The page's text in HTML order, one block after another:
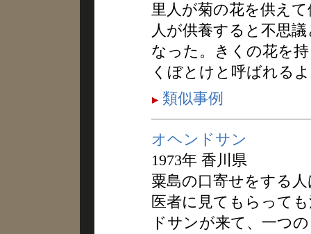
里人が菊の花を供え
人が供養すると不思
なった。きくの花を
くぼとけと呼ばれる
類似事例
オヘンドサン
1973年 香川県
粟島の口寄せをする
医者に見てもらって
ドサンが来て、一つ